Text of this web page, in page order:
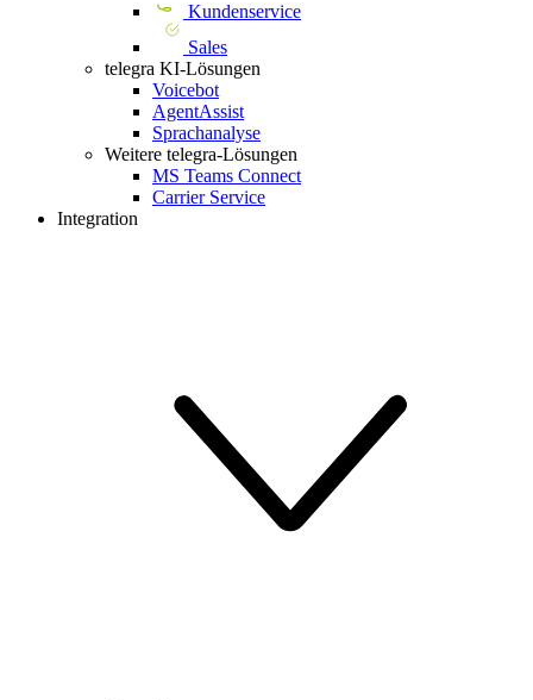
Kundenservice
Sales
telegra KI-Lösungen
Voicebot
AgentAssist
Sprachanalyse
Weitere telegra-Lösungen
MS Teams Connect
Carrier Service
Integration